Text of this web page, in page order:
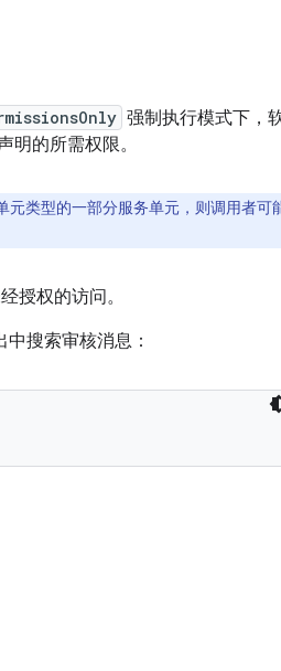
强制执行模式下，
的所需权限。
类型的一部分服务单元，则调用者可
授权的访问。
搜索审核消息：